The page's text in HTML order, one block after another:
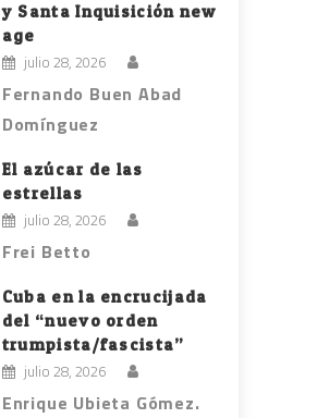
y Santa Inquisición new
age
julio 28, 2026
Fernando Buen Abad
Domínguez
El azúcar de las
estrellas
julio 28, 2026
Frei Betto
Cuba en la encrucijada
del “nuevo orden
trumpista/fascista”
julio 28, 2026
Enrique Ubieta Gómez.